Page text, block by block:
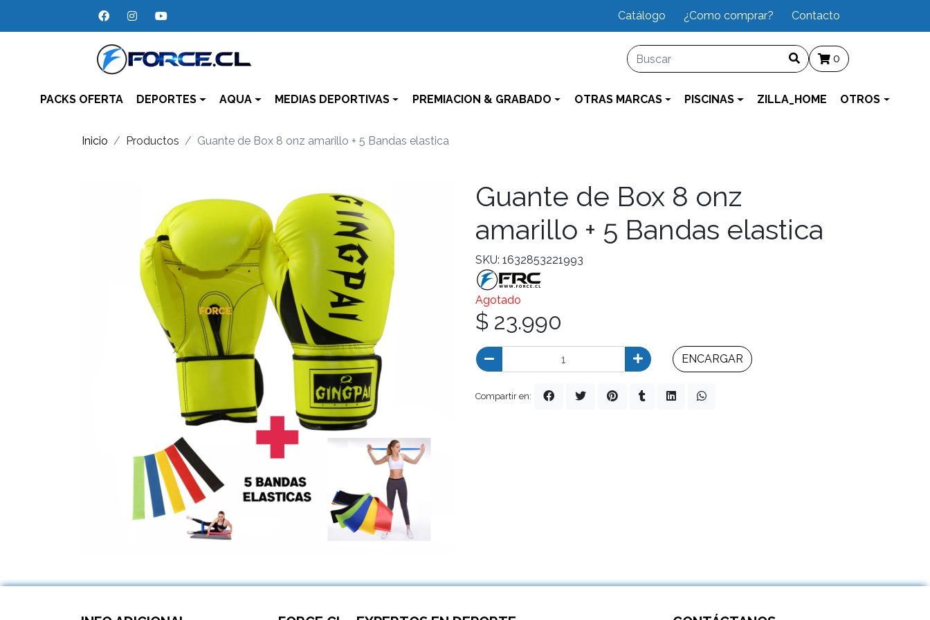
Catálogo ¿Como comprar? Contacto
0
PACKS OFERTA DEPORTES AQUA MEDIAS DEPORTIVAS PREMIACION & GRABADO OTRAS MARCAS PISCINAS ZILLA_HOME OTROS
Inicio Productos Guante de Box 8 onz amarillo + 5 Bandas elastica
Guante de Box 8 onz
amarillo + 5 Bandas elastica
SKU: 1632853221993
Agotado
$ 23.990
ENCARGAR
Compartir en: